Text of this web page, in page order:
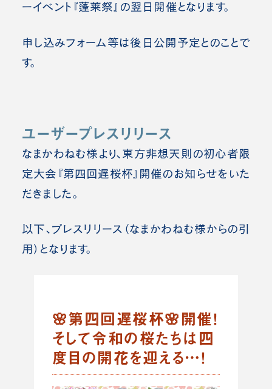
ーイベント『蓬莱祭』の翌日開催となります。
申し込みフォーム等は後日公開予定とのことで
す。
ユーザープレスリリース
なまかわねむ様より、東方非想天則の初心者限
定大会『第四回遅桜杯』開催のお知らせをいた
だきました。
以下、プレスリリース（なまかわねむ様からの引
用）となります。
🌸第四回遅桜杯🌸開催！
そして令和の桜たちは四
度目の開花を迎える…！